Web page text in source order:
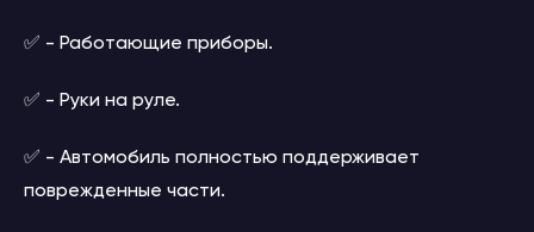
✅ - Работающие приборы.
✅ - Руки на руле.
✅ - Автомобиль полностью поддерживает
поврежденные части.